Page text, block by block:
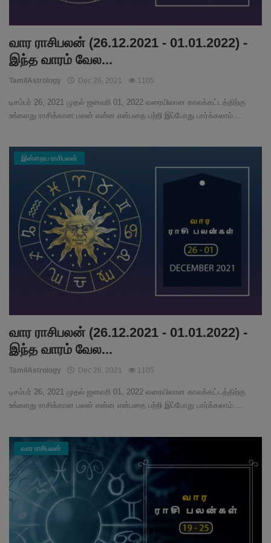
வார ராசிபலன் (26.12.2021 - 01.01.2022) -
இந்த வாரம் வேல...
TamilAstrology Dec 26, 2021 1105
டிசம்பர் 26, 2021 முதல் ஜனவரி 01, 2022 வரையிலான காலக்கட்டத்திற்கு
உங்களது ராசிக்கான பலன் என்ன என்பதை பற்றி இப்போது பார்க்கலாம்....
இன்றைய ராசிபலன்
வார ராசிபலன் (26.12.2021 - 01.01.2022) -
இந்த வாரம் வேல...
TamilAstrology Dec 26, 2021 1105
டிசம்பர் 26, 2021 முதல் ஜனவரி 01, 2022 வரையிலான காலக்கட்டத்திற்கு
உங்களது ராசிக்கான பலன் என்ன என்பதை பற்றி இப்போது பார்க்கலாம்....
வார ராசிபலன்